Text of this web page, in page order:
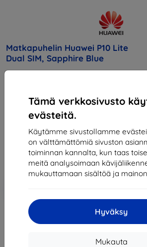
Tämä verkkosivusto
evästeitä.
Käytämme sivustollamme
on välttämättömiä sivuston
toiminnan kannalta, kun taas
meitä analysoimaan
mukauttamaan sisältöä ja
Hyväksy
Mukauta
Matkapuhelin Huawei P10 Lite
Dual SIM, Sapphire Blue
lisävarusteista!
268,90 €
242,01 €